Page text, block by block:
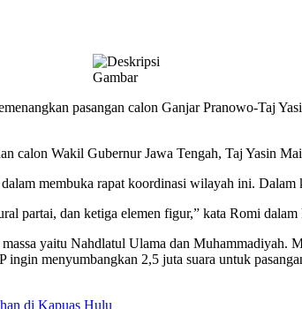
pasangan calon Ganjar Pranowo-Taj
calon Wakil Gubernur Jawa Tengah, Taj Yasin
membuka rapat koordinasi wilayah ini.
partai, dan ketiga elemen figur,” kata Romi
yaitu Nahdlatul Ulama dan Muhammadiyah.
menyumbangkan 2,5 juta suara untuk
di Kapuas Hulu